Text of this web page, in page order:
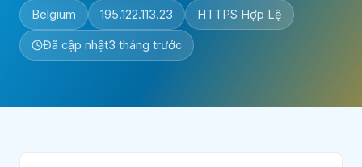
Belgium 195.122.113.23 HTTPS Hợp Lệ
Đã cập nhật3 tháng trước